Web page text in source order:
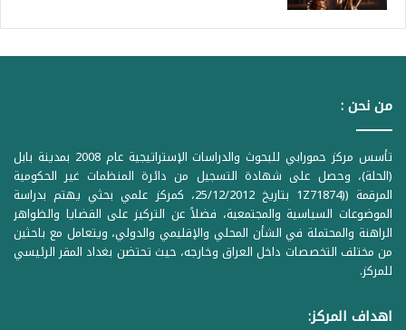
من نحن :
تأسس مركز حمورابي للبحوث والدراسات الإستراتيجية عام 2008 بمدينة بابل
(الحلة)، وحصل على شهادة التسجيل من دائرة المنظمات غير الحكومية
المرقمة ((1Z71874 بتاريخ 25/12/2012، كمركز علمي بحثي يهتم بدراسة
الموضوعات السياسية والمجتمعية، فضلاً عن التركيز على القضايا والظواهر
الراهنة والمحتملة في الشأن المحلي والإقليمي والدولي، ويتعامل مع باحثين
من مختلف التخصصات داخل العراق وخارجه، حيث تحتضن بغداد المقر الرئيسي
للمركز.
اهداف المركز: